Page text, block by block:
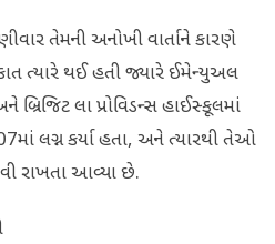
તેમની અનોખી વાર્તાને કારણે
ત્યારે થઈ હતી જ્યારે ઈમેન્યુઅલ
બ્રિજિટ લા પ્રોવિડન્સ હાઈસ્કૂલમાં
લગ્ન કર્યા હતા, અને ત્યારથી તેઓ
રાખતા આવ્યા છે.